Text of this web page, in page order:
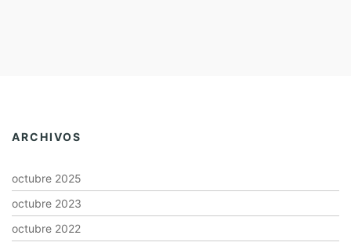
ARCHIVOS
octubre 2025
octubre 2023
octubre 2022